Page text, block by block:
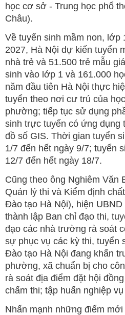
học cơ sở - Trung học phổ
Châu).
Về tuyển sinh mầm non, lớp
2027, Hà Nội dự kiến tuyển
nhà trẻ và 51.500 trẻ mẫu
sinh vào lớp 1 và 161.000
năm đầu tiên Hà Nội thực
tuyển theo nơi cư trú của
phường; tiếp tục sử dụng
sinh trực tuyến có ứng dụng
đồ số GIS. Thời gian tuyển
1/7 đến hết ngày 9/7; tuyển
12/7 đến hết ngày 18/7.
Cũng theo ông Nghiêm Văn
Quản lý thi và Kiểm định
Đào tạo Hà Nội), hiện
thành lập Ban chỉ đạo thi,
đạo các nhà trường rà soát
sự phục vụ các kỳ thi, tuyển
Đào tạo Hà Nội đang khẩn
phường, xã chuẩn bị cho
rà soát địa điểm đặt hội
chấm thi; tập huấn nghiệp
Nhấn mạnh những điểm